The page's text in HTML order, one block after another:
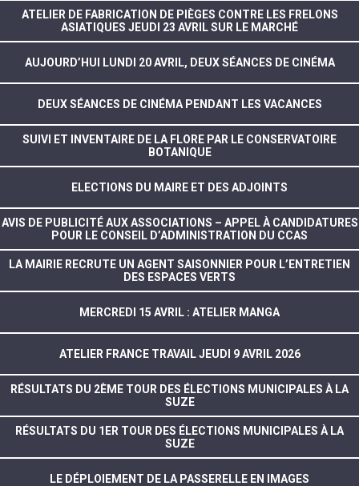
ATELIER DE FABRICATION DE PIÈGES CONTRE LES FRELONS
ASIATIQUES JEUDI 23 AVRIL SUR LE MARCHÉ
AUJOURD’HUI LUNDI 20 AVRIL, DEUX SÉANCES DE CINÉMA
DEUX SÉANCES DE CINÉMA PENDANT LES VACANCES
SUIVI ET INVENTAIRE DE LA FLORE PAR LE CONSERVATOIRE
BOTANIQUE
ELECTIONS DU MAIRE ET DES ADJOINTS
AVIS DE PUBLICITÉ AUX ASSOCIATIONS – APPEL À CANDIDATURES
POUR LE CONSEIL D’ADMINISTRATION DU CCAS
LA MAIRIE RECRUTE UN AGENT SAISONNIER POUR L’ENTRETIEN
DES ESPACES VERTS
MERCREDI 15 AVRIL : ATELIER MANGA
ATELIER FRANCE TRAVAIL JEUDI 9 AVRIL 2026
RÉSULTATS DU 2ÈME TOUR DES ÉLECTIONS MUNICIPALES À LA
SUZE
RÉSULTATS DU 1ER TOUR DES ÉLECTIONS MUNICIPALES À LA
SUZE
LE DÉPLOIEMENT DE LA PASSERELLE EN IMAGES